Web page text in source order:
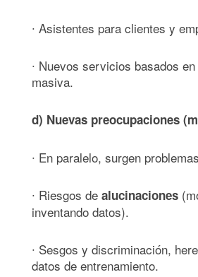
∙ Asistentes para clientes y
∙ Nuevos servicios basados
masiva.
d) Nuevas preocupaciones
∙ En paralelo, surgen
∙ Riesgos de alucinaciones
inventando datos).
∙ Sesgos y discriminación,
datos de entrenamiento.